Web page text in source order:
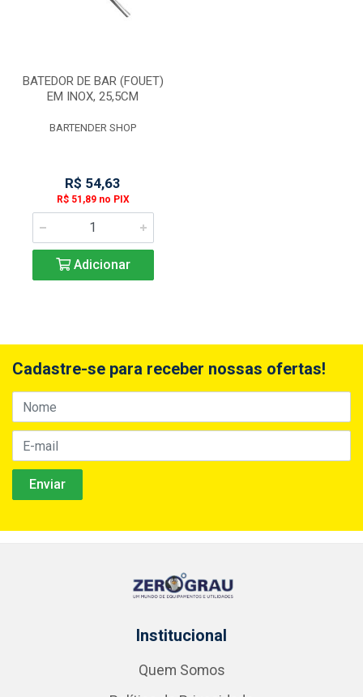
BATEDOR DE BAR (FOUET)
EM INOX, 25,5CM
BARTENDER SHOP
R$ 54,63
R$ 51,89 no PIX
Adicionar
Cadastre-se para receber nossas ofertas!
Institucional
Quem Somos